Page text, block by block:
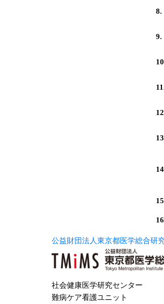
8.
9.
公益財団法人東京都医学総合研
社会健康医学研究センター
難病ケア看護ユニット